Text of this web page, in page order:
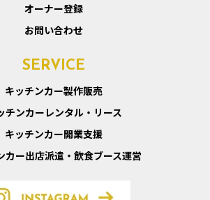
オーナー登録
お問い合わせ
SERVICE
キッチンカー製作販売
チンカーレンタル・リース
キッチンカー開業支援
カー出店派遣・飲食ブース運営